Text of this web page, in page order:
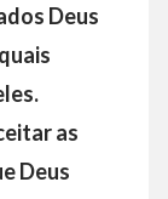
Deus
as
Deus